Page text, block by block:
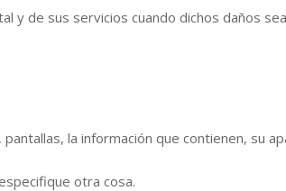
y de sus servicios cuando dichos daños
la información que contienen, su
otra cosa.